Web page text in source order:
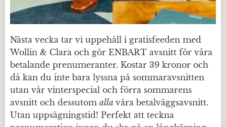
Nästa vecka tar vi uppehåll i gratisfeeden med
Wollin & Clara och gör ENBART avsnitt för våra
betalande prenumeranter. Kostar 39 kronor och
då kan du inte bara lyssna på sommaravsnitten
utan vår vinterspecial och förra sommarens
avsnitt och dessutom alla våra betalväggsavsnitt.
Utan uppsägningstid! Perfekt att teckna